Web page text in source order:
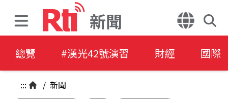
新聞
總覽 #漢光42號演習 財經 國際
::: / 新聞